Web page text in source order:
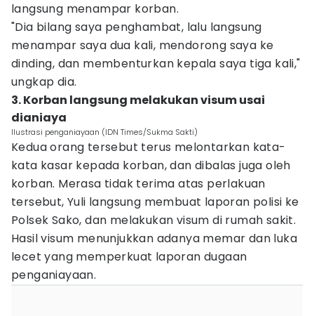
langsung menampar korban.
"Dia bilang saya penghambat, lalu langsung
menampar saya dua kali, mendorong saya ke
dinding, dan membenturkan kepala saya tiga kali,"
ungkap dia.
3. Korban langsung melakukan visum usai
dianiaya
Ilustrasi penganiayaan (IDN Times/Sukma Sakti)
Kedua orang tersebut terus melontarkan kata-
kata kasar kepada korban, dan dibalas juga oleh
korban. Merasa tidak terima atas perlakuan
tersebut, Yuli langsung membuat laporan polisi ke
Polsek Sako, dan melakukan visum di rumah sakit.
Hasil visum menunjukkan adanya memar dan luka
lecet yang memperkuat laporan dugaan
penganiayaan.